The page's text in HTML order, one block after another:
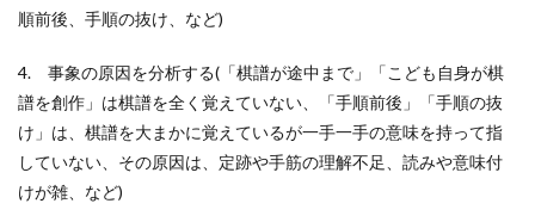
順前後、手順の抜け、など)
4. 事象の原因を分析する(「棋譜が途中まで」「こども自身が棋
譜を創作」は棋譜を全く覚えていない、「手順前後」「手順の抜
け」は、棋譜を大まかに覚えているが一手一手の意味を持って指
していない、その原因は、定跡や手筋の理解不足、読みや意味付
けが雑、など)